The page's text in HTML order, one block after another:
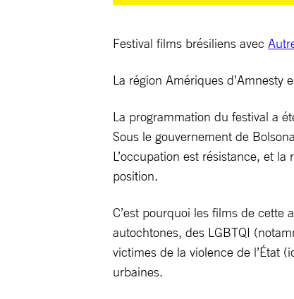
Festival films brésiliens avec
La région Amériques d’Amnesty
La programmation du festival a
Sous le gouvernement de
L’occupation est résistance, et
position.
C’est pourquoi les films de cette
autochtones, des LGBTQI
victimes de la violence de l’État
urbaines.